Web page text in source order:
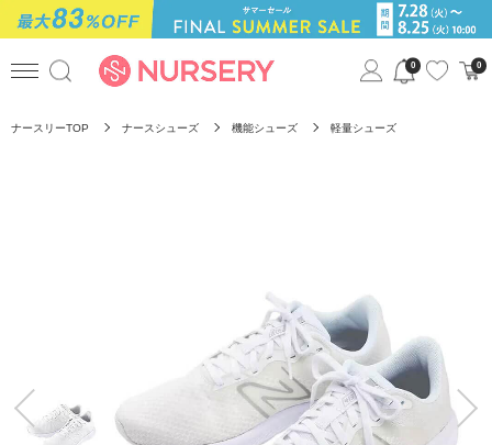
0 0
ナースリーTOP ナースシューズ 機能シューズ 軽量シューズ